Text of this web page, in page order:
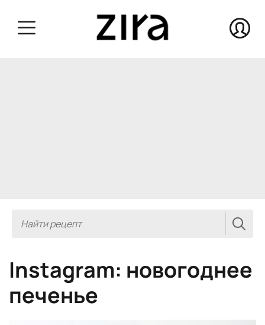
Instagram: новогоднее
печенье